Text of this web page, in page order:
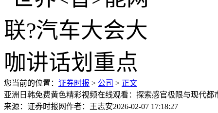
您当前的位置： 证券时报 > 公司 > 正文
亚洲日韩免费黄色精彩视频在线观看：探索感官极限与现代都
来源：证券时报网作者：王志安2026-02-07 17:18:27